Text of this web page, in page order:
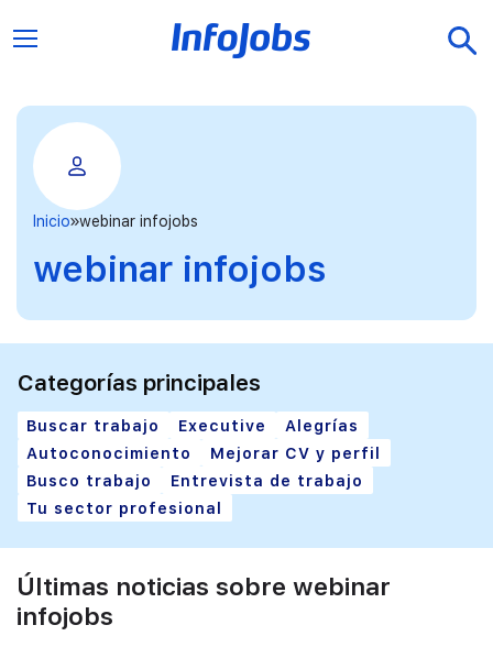
Inicio webinar infojobs
webinar infojobs
Categorías principales
Buscar trabajo Executive
Alegrías
Autoconocimiento
Mejorar CV y perfil
Busco trabajo
Entrevista de trabajo
Tu sector profesional
Últimas noticias sobre webinar
infojobs